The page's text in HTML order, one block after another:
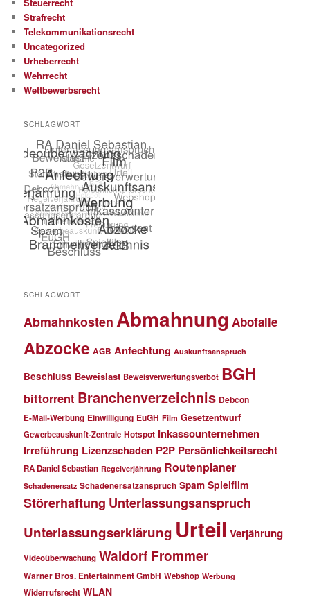
Strafrecht
Telekommunikationsrecht
Uncategorized
Urheberrecht
Wehrrecht
Wettbewerbsrecht
SCHLAGWORT
SCHLAGWORT
Abmahnkosten Abmahnung Abofalle
Abzocke AGB Anfechtung Auskunftsanspruch
Beschluss Beweislast Beweisverwertungsverbot BGH
bittorrent Branchenverzeichnis Debcon
E-Mail-Werbung Einwilligung EuGH Film Gesetzentwurf
Gewerbeauskunft-Zentrale Hotspot Inkassounternehmen
Irreführung Lizenzschaden P2P Persönlichkeitsrecht
RA Daniel Sebastian Regelverjährung Routenplaner
Schadenersatz Schadenersatzanspruch Spam Spielfilm
Störerhaftung Unterlassungsanspruch
Unterlassungserklärung Urteil Verjährung
Videoüberwachung Waldorf Frommer
Warner Bros. Entertainment GmbH Webshop Werbung
Widerrufsrecht WLAN